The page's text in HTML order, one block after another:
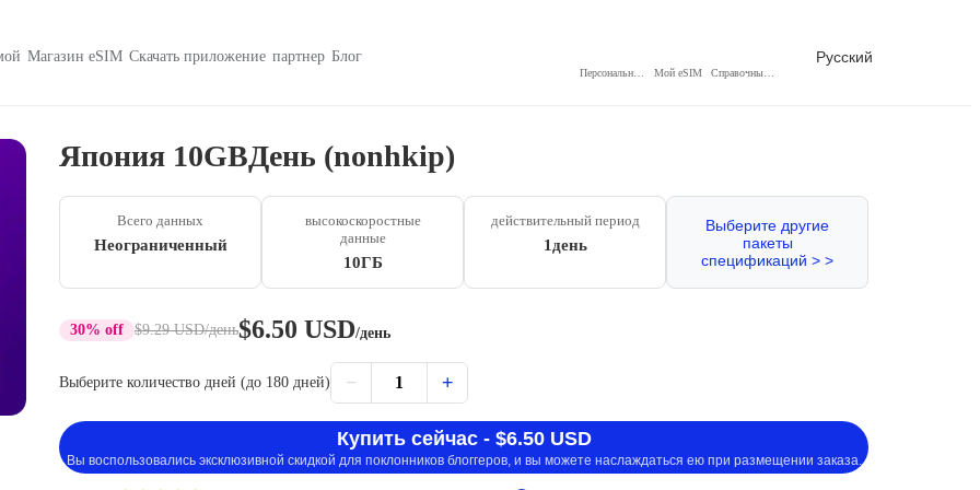
Магазин eSIM Скачать приложение партнер Блог
Мой eSIM
Русский
Япония 10GBДень (nonhkip)
Всего данных
Неограниченный
высокоскоростные
данные
10ГБ
действительный период
1день
Выберите другие
пакеты
спецификаций > >
30% off $9.29 USD/день$6.50 USD/день
Выберите количество дней (до 180 дней) − 1 +
Купить сейчас - $6.50 USD
Вы воспользовались эксклюзивной скидкой для поклонников блоггеров, и вы можете наслаждаться ею при размещении заказа.